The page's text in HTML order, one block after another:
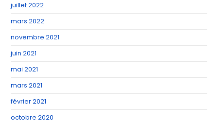
juillet 2022
mars 2022
novembre 2021
juin 2021
mai 2021
mars 2021
février 2021
octobre 2020